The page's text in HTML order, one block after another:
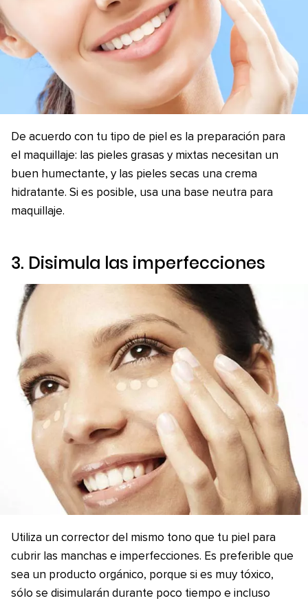
De acuerdo con tu tipo de piel es la preparación para
el maquillaje: las pieles grasas y mixtas necesitan un
buen humectante, y las pieles secas una crema
hidratante. Si es posible, usa una base neutra para
maquillaje.
3. Disimula las imperfecciones
Utiliza un corrector del mismo tono que tu piel para
cubrir las manchas e imperfecciones. Es preferible que
sea un producto orgánico, porque si es muy tóxico,
sólo se disimularán durante poco tiempo e incluso